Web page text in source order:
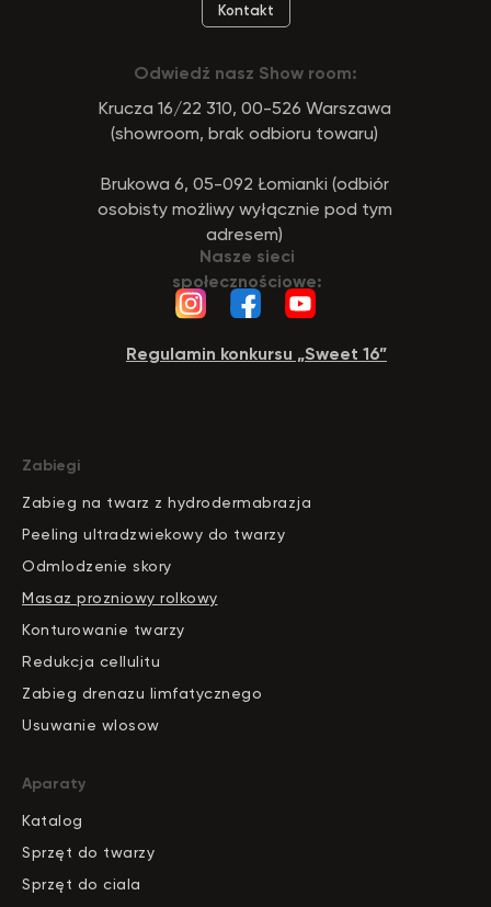
Regulamin konkursu „Sweet 16”
Odwiedź nasz Show room:
Krucza 16/22 310, 00-526 Warszawa
(showroom, brak odbioru towaru)
Brukowa 6, 05-092 Łomianki (odbiór
osobisty możliwy wyłącznie pod tym
adresem)
Kontakt
Nasze sieci
społecznościowe:
Zabiegi
Zabieg na twarz z hydrodermabrazja
Peeling ultradzwiekowy do twarzy
Odmlodzenie skory
Masaz prozniowy rolkowy
Konturowanie twarzy
Redukcja cellulitu
Zabieg drenazu limfatycznego
Usuwanie wlosow
Aparaty
Katalog
Sprzęt do twarzy
Sprzęt do ciala